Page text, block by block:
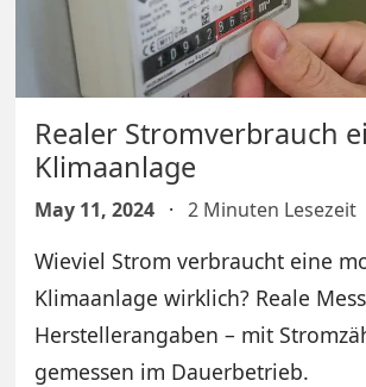
Realer Stromverbrauch
Klimaanlage
May 11, 2024 · 2 Minuten Lesezeit
Wieviel Strom verbraucht eine
Klimaanlage wirklich? Reale
Herstellerangaben – mit
gemessen im Dauerbetrieb.